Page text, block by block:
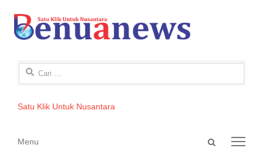
Cari
Satu Klik Untuk Nusantara
Open
Menu
Menu